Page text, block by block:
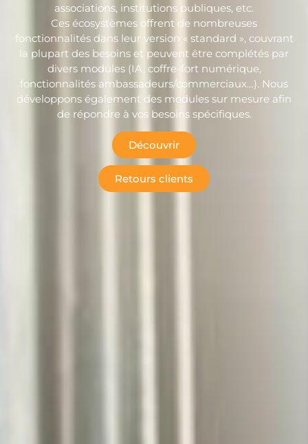
associations, institutions publiques, etc.
Ces écosystèmes offrent de nombreuses
fonctionnalités dans leur version « standard », couvrant
la plupart des besoins et peuvent être complétés par
divers modules (IA, coffre-fort numérique,
fonctionnalités ambassadeurs/commerciaux…). Nous
développons également des modules sur mesure afin
de répondre à vos besoins spécifiques.
Découvrir
Retours clients